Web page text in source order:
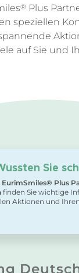
® Plus
speziellen
auf Sie und
Sie
EurimSmiles® Plus
finden Sie wichtige
Aktionen und